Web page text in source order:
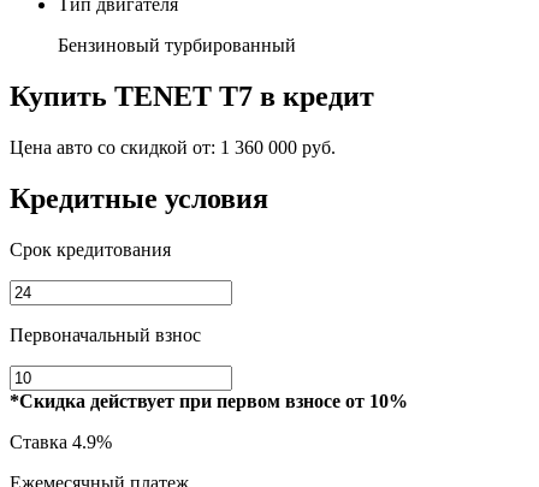
Тип двигателя
Бензиновый турбированный
Купить TENET T7 в кредит
Цена авто со скидкой от: 1 360 000 руб.
Кредитные условия
Срок кредитования
Первоначальный взнос
*Скидка действует при первом взносе от 10%
Ставка 4.9%
Ежемесячный платеж